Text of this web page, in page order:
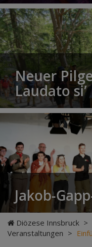
Neuer
Laudato si’
Jakob-
Diözese Innsbruck >
Veranstaltungen >